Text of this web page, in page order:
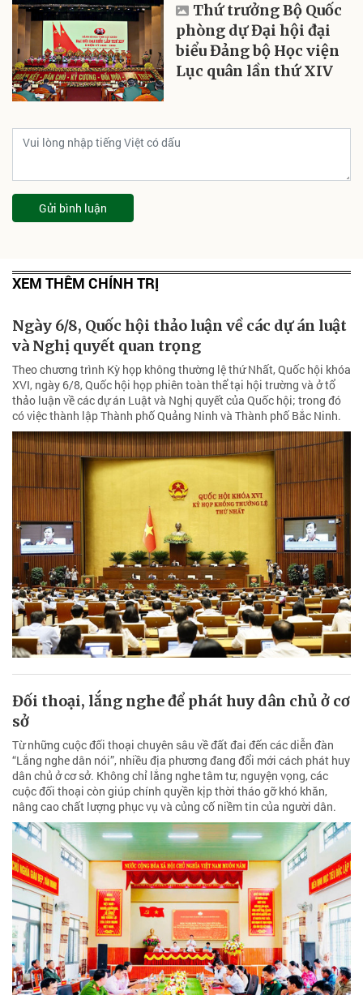
Thứ trưởng Bộ Quốc
phòng dự Đại hội đại
biểu Đảng bộ Học viện
Lục quân lần thứ XIV
Gửi bình luận
XEM THÊM CHÍNH TRỊ
Ngày 6/8, Quốc hội thảo luận về các dự án luật
và Nghị quyết quan trọng
Theo chương trình Kỳ họp không thường lệ thứ Nhất, Quốc hội khóa
XVI, ngày 6/8, Quốc hội họp phiên toàn thể tại hội trường và ở tổ
thảo luận về các dự án Luật và Nghị quyết của Quốc hội; trong đó
có việc thành lập Thành phố Quảng Ninh và Thành phố Bắc Ninh.
Đối thoại, lắng nghe để phát huy dân chủ ở cơ
sở
Từ những cuộc đối thoại chuyên sâu về đất đai đến các diễn đàn
“Lắng nghe dân nói”, nhiều địa phương đang đổi mới cách phát huy
dân chủ ở cơ sở. Không chỉ lắng nghe tâm tư, nguyện vọng, các
cuộc đối thoại còn giúp chính quyền kịp thời tháo gỡ khó khăn,
nâng cao chất lượng phục vụ và củng cố niềm tin của người dân.